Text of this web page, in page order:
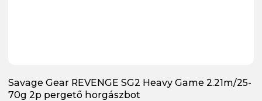
Savage Gear REVENGE SG2 Heavy Game 2.21m/25-
70g 2p pergető horgászbot